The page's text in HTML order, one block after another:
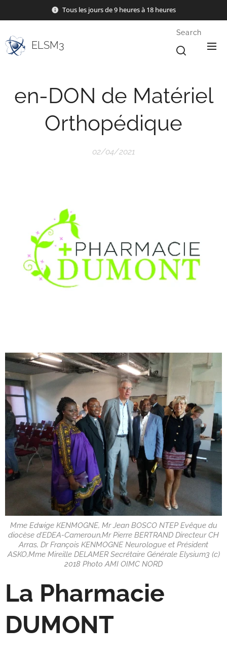
Tous les jours de 9 heures à 18 heures
ELSM3
Search
en-DON de Matériel
Orthopédique
02/04/2021
Mme Edwige KENMOGNE, Mr Jean BOSCO NTEP Evêque du
diocèse d’EDEA-Cameroun,Mr Pierre BERTRAND Directeur CH
Arras, Dr François KENMOGNE Neurologue et Président
ASKO,Mme Mireille DELAMER Secrétaire Générale Elysium3 (c)
2018 Photo AMI OIMC NORD
La Pharmacie
DUMONT